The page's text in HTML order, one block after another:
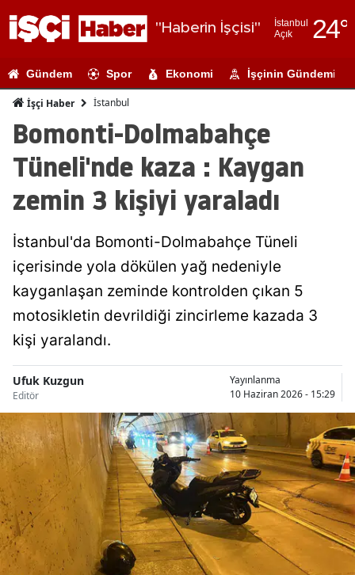
"Haberin İşçisi"
İstanbul
Açık
24°
Adıyaman
Amasya
Antalya
Aydın
Bitlis
Bolu
Burdur
Bursa
Çanakkale
Gündem Spor Ekonomi İşçinin Gündemi
İşçi Haber İstanbul
Bomonti-Dolmabahçe
Tüneli'nde kaza : Kaygan
zemin 3 kişiyi yaraladı
İstanbul'da Bomonti-Dolmabahçe Tüneli
içerisinde yola dökülen yağ nedeniyle
kayganlaşan zeminde kontrolden çıkan 5
motosikletin devrildiği zincirleme kazada 3
kişi yaralandı.
Ufuk Kuzgun
Editör
Yayınlanma
10 Haziran 2026 - 15:29